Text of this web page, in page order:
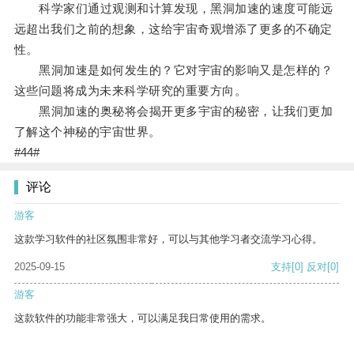
科学家们通过观测和计算发现，黑洞加速的速度可能远
远超出我们之前的想象，这给宇宙奇观增添了更多的不确定
性。
黑洞加速是如何发生的？它对宇宙的影响又是怎样的？
这些问题将成为未来科学研究的重要方向。
黑洞加速的奥秘将会揭开更多宇宙的秘密，让我们更加
了解这个神秘的宇宙世界。
#44#
评论
游客
这款学习软件的社区氛围非常好，可以与其他学习者交流学习心得。
2025-09-15 支持[0] 反对[0]
游客
这款软件的功能非常强大，可以满足我日常使用的需求。